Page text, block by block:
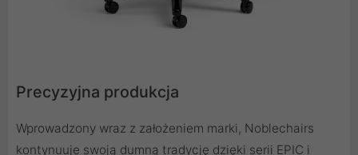
Precyzyjna produkcja
Wprowadzony wraz z założeniem marki, Noblechairs
kontynuuje swoją dumną tradycję dzięki serii EPIC i